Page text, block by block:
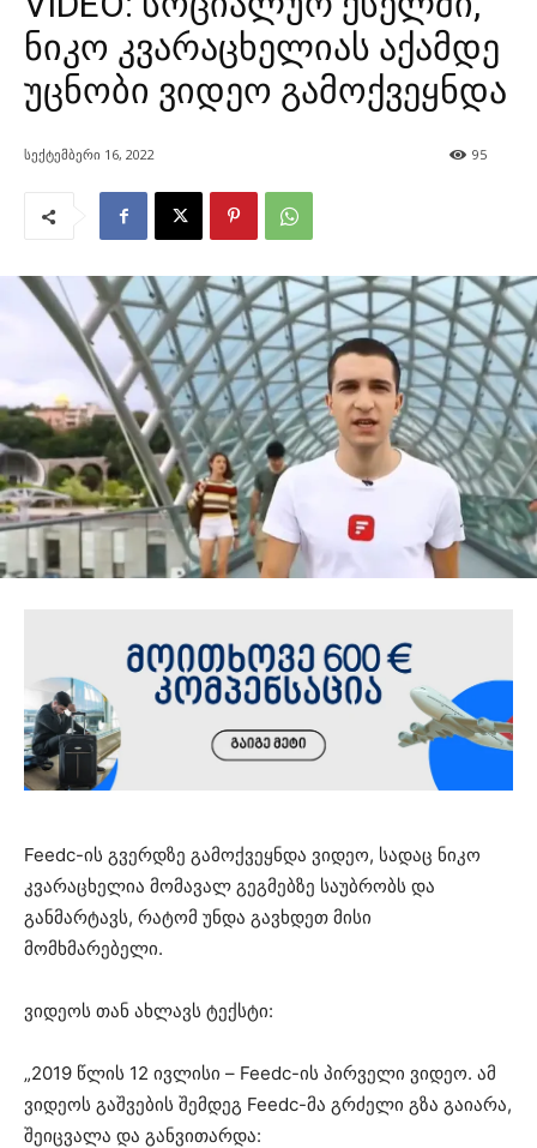
ნიკო კვარაცხელიას აქამდე
უცნობი ვიდეო გამოქვეყნდა
სექტემბერი 16, 2022 95
Feedc-ის გვერდზე გამოქვეყნდა ვიდეო, სადაც ნიკო
კვარაცხელია მომავალ გეგმებზე საუბრობს და
განმარტავს, რატომ უნდა გავხდეთ მისი
მომხმარებელი.
ვიდეოს თან ახლავს ტექსტი:
„2019 წლის 12 ივლისი – Feedc-ის პირველი ვიდეო. ამ
ვიდეოს გაშვების შემდეგ Feedc-მა გრძელი გზა გაიარა,
შეიცვალა და განვითარდა: